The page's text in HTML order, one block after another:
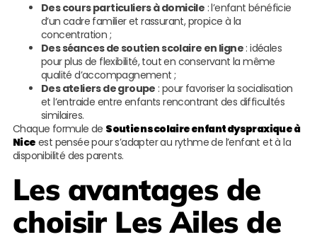
Des cours particuliers à domicile : l’enfant bénéficie
d’un cadre familier et rassurant, propice à la
concentration ;
Des séances de soutien scolaire en ligne: idéales
pour plus de flexibilité, tout en conservant la même
qualité d’accompagnement ;
Des ateliers de groupe : pour favoriser la socialisation
et l’entraide entre enfants rencontrant des difficultés
similaires.
Chaque formule de Soutien scolaire enfant dyspraxique à
Nice est pensée pour s’adapter au rythme de l’enfant et à la
disponibilité des parents.
Les avantages de
choisir Les Ailes de